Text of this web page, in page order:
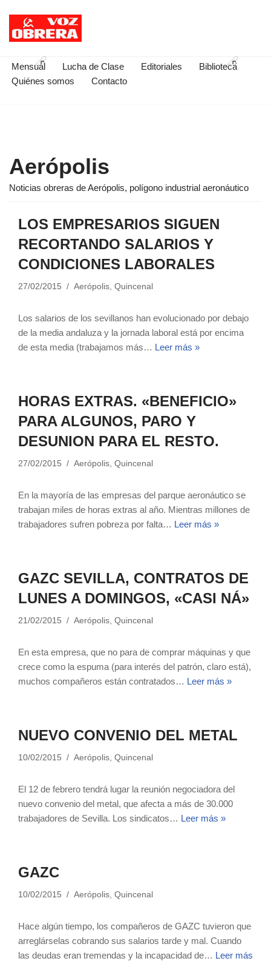
Saltar
contenido
Mensual Lucha de Clase Editoriales
Biblioteca
Quiénes somos
Contacto
Aerópolis
Noticias obreras de Aerópolis, polígono industrial aeronáutico
LOS EMPRESARIOS SIGUEN
RECORTANDO SALARIOS Y
CONDICIONES LABORALES
27/02/2015 Aerópolis, Quincenal
Los salarios de los sevillanos han evolucionado por debajo
de la media andaluza y la jornada laboral está por encima
de esta media (trabajamos más… Leer más »
HORAS EXTRAS. «BENEFICIO»
PARA ALGUNOS, PARO Y
DESUNION PARA EL RESTO.
27/02/2015 Aerópolis, Quincenal
En la mayoría de las empresas del parque aeronáutico se
trabajan miles de horas extras al año. Mientras millones de
trabajadores sufren pobreza por falta… Leer más »
GAZC SEVILLA, CONTRATOS DE
LUNES A DOMINGOS, «CASI NÁ»
21/02/2015 Aerópolis, Quincenal
En esta empresa, que no para de comprar máquinas y que
crece como la espuma (para interés del patrón, claro está),
muchos compañeros están contratados… Leer más »
NUEVO CONVENIO DEL METAL
10/02/2015 Aerópolis, Quincenal
El 12 de febrero tendrá lugar la reunión negociadora del
nuevo convenio del metal, que afecta a más de 30.000
trabajadores de Sevilla. Los sindicatos… Leer más »
GAZC
10/02/2015 Aerópolis, Quincenal
Hace algún tiempo, los compañeros de GAZC tuvieron que
arreglárselas cobrando sus salarios tarde y mal. Cuando
las deudas eran tremendas y la incapacidad de… Leer más